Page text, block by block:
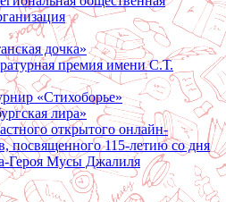
дочка»
премия имени С.Т.
«Стихоборье»
лира»
открытого онлайн-
посвященного 115-летию со дня
Героя Мусы Джалиля